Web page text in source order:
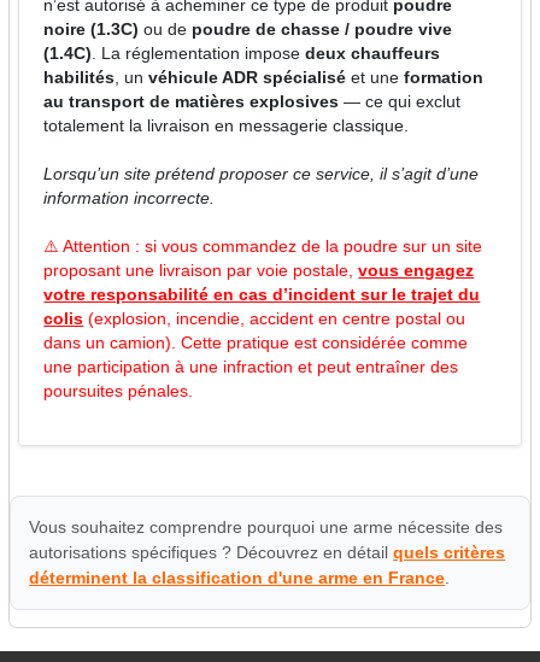
n’est autorisé à acheminer ce type de produit poudre
noire (1.3C) ou de poudre de chasse / poudre vive
(1.4C). La réglementation imposedeux chauffeurs
habilités, unvéhicule ADR spécialisé et uneformation
au transport de matières explosives — ce qui exclut
totalement la livraison en messagerie classique.
Lorsqu’un site prétend proposer ce service, il s’agit d’une
information incorrecte.
⚠️ Attention : si vous commandez de la poudre sur un site
proposant une livraison par voie postale,vous engagez
votre responsabilité en cas d’incident sur le trajet du
colis (explosion, incendie, accident en centre postal ou
dans un camion). Cette pratique est considérée comme
une participation à une infraction et peut entraîner des
poursuites pénales.
Vous souhaitez comprendre pourquoi une arme nécessite des
autorisations spécifiques ? Découvrez en détailquels critères
déterminent la classification d'une arme en France.